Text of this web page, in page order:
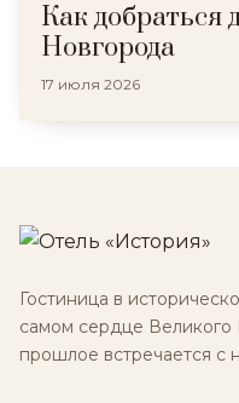
Как добраться
Новгорода
17 июля 2026
Гостиница в
самом сердце
прошлое встречается с